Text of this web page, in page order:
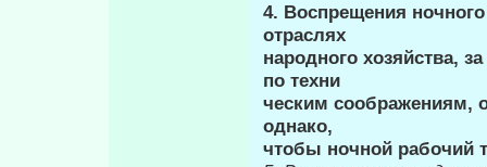
4. Воспрещения ночного
отраслях
народного хозяйства,
по техни­
ческим соображениям,
однако,
чтобы ночной рабочий